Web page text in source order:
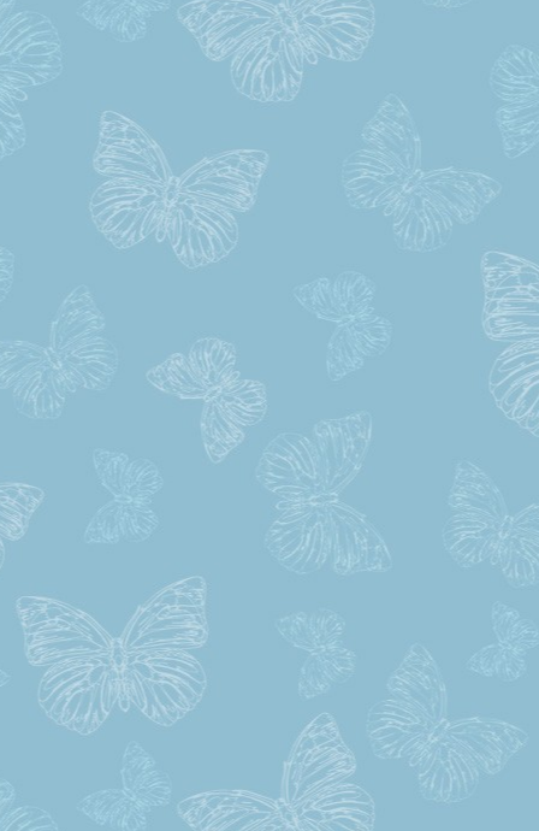
Violina Radeva
Jsem moc šťastna že jsem se
pana Kysela z autoškoly TOP.
doporučuji!!! Profesionální
přátelská atmosféra,vše bylo
vysvětleno. Výsledek říka
sebe-mám řidičák :)
Top autoškolu mohu jen
všem kdo se chce naučit
řídit. Pan Kysela je skvělej
velkej pohodař. moc děkuju za
a lidskej přistup. Všem mohu
Hello l saw your contact
benefity.cz. I am interested in
to driving. I do speak or
very good Czech. I prefer
English, How much for everything
when can l start. Thank you
Moc vám děkuji za trpělivost a
palců, byla jsem s vámi
spokojená a děkuji panu
praxi jízdou v autě.. Teď když
vám přeji vše to nejlepší
Moc děkuji, konečně
ukázáno jak se odbočuje
jednosměrné ulici. Tady to
nikdo ani neví a pak se tvoří
Obrázky jsem si vytiskl a
denně jezdím v jednosměrce
asi budu rozdávat, téměř
Lucie
Tuto autoškolu jsem si vybrala
základě kladných referencí a
jsem správně. Pan Kysela naučí
snad každého. Kladně
konzultace, které mi moc
zvládla jsem tak napsat test za
počet bodů. Pravidla provozu
Kysela vždy logicky vysvětlil a
pomohlo posunout se dál a
strach z řízení.
Děkuji moc za úspěšné
kurzu a Vaši trpělivost.